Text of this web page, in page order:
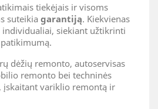
tiekėjais ir visoms
suteikia garantiją. Kiekvienas
individualiai, siekiant užtikrinti
dėžių remonto, autoservisas
remonto bei techninės
įskaitant variklio remontą ir